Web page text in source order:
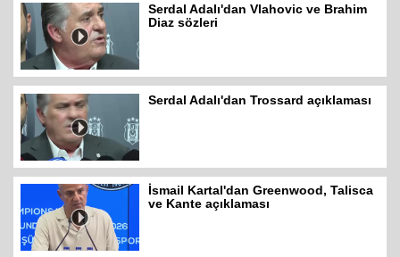
Serdal Adalı'dan Vlahovic ve Brahim
Diaz sözleri
Serdal Adalı'dan Trossard açıklaması
İsmail Kartal'dan Greenwood, Talisca
ve Kante açıklaması